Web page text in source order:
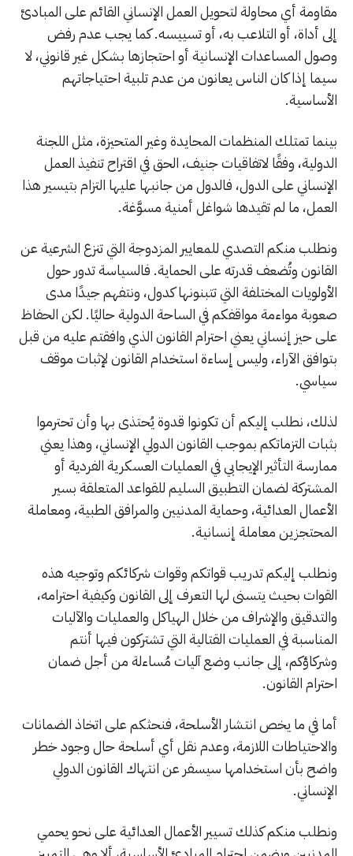
مقاومة أي محاولة لتحويل العمل الإنساني القائم على المبادئ
إلى أداة، أو التلاعب به، أو تسييسه. كما يجب عدم رفض
وصول المساعدات الإنسانية أو احتجازها بشكل غير قانوني، لا
سيما إذا كان الناس يعانون من عدم تلبية احتياجاتهم
الأساسية.
بينما تمتلك المنظمات المحايدة وغير المتحيزة، مثل اللجنة
الدولية، وفقًا لاتفاقيات جنيف، الحق في اقتراح تنفيذ العمل
الإنساني على الدول، فالدول من جانبها عليها التزام بتيسير هذا
العمل، ما لم تقيدها شواغل أمنية مسوَّغة.
ونطلب منكم التصدي للمعايير المزدوجة التي تنزع الشرعية عن
القانون وتُضعف قدرته على الحماية. فالسياسة تدور حول
الأولويات المختلفة التي تتبنونها كدول، ونتفهم جيدًا مدى
صعوبة مواءمة مواقفكم في الساحة الدولية حاليًا. لكن الحفاظ
على حيز إنساني يعني احترام القانون الذي وافقتم عليه من قبل
بتوافق الآراء، وليس إساءة استخدام القانون لإثبات موقف
سياسي.
لذلك، نطلب إليكم أن تكونوا قدوة يُحتذى بها وأن تحترموا
بثبات التزماتكم بموجب القانون الدولي الإنساني، وهذا يعني
ممارسة التأثير الإيجابي في العمليات العسكرية الفردية أو
المشتركة لضمان التطبيق السليم للقواعد المتعلقة بسير
الأعمال العدائية، وحماية المدنيين والمرافق الطبية، ومعاملة
المحتجزين معاملة إنسانية.
ونطلب إليكم تدريب قواتكم وقوات شركائكم وتوجيه هذه
القوات بحيث يتسنى لها التعرف إلى القانون وكيفية احترامه،
والتدقيق والإشراف من خلال الهياكل والعمليات والآليات
المناسبة في العمليات القتالية التي تشتركون فيها أنتم
وشركاؤكم، إلى جانب وضع آليات مُساءلة من أجل ضمان
احترام القانون.
أما في ما يخص انتشار الأسلحة، فنحثكم على اتخاذ الضمانات
والاحتياطات اللازمة، وعدم نقل أي أسلحة حال وجود خطر
واضح بأن استخدامها سيسفر عن انتهاك القانون الدولي
الإنساني.
ونطلب منكم كذلك تسيير الأعمال العدائية على نحو يحمي